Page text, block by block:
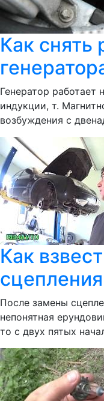
Как снять
Генератор работает
индукции, т.
возбуждения с
Как
После замены
непонятная
то с двух пятых